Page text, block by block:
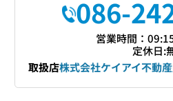
086-
営業時間：
定休日:
取扱店株式会社ケイアイ不動